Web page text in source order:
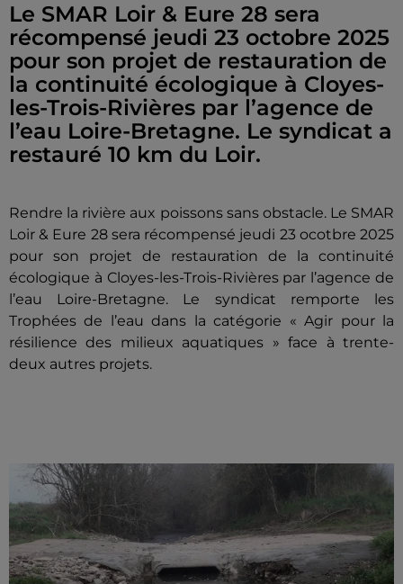
Le SMAR Loir & Eure 28 sera
récompensé jeudi 23 octobre 2025
pour son projet de restauration de
la continuité écologique à Cloyes-
les-Trois-Rivières par l’agence de
l’eau Loire-Bretagne. Le syndicat a
restauré 10 km du Loir.
Rendre la rivière aux poissons sans obstacle. Le SMAR
Loir & Eure 28 sera récompensé jeudi 23 ocotbre 2025
pour son projet de restauration de la continuité
écologique à Cloyes-les-Trois-Rivières par l’agence de
l’eau Loire-Bretagne. Le syndicat remporte les
Trophées de l’eau dans la catégorie « Agir pour la
résilience des milieux aquatiques » face à trente-
deux autres projets.